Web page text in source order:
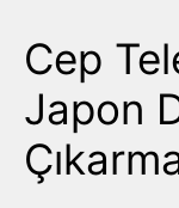
Cep
Japon